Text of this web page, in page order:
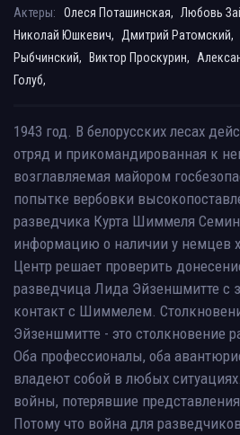
Актеры:
Олеся Поташинская, Любовь
Николай Юшкевич,
Дмитрий Ратомский,
Рыбчинский,
Виктор Проскурин,
Голуб,
1943 год. В белорусских лесах
отряд и прикомандированная к
возглавляемая майором
попытке вербовки
разведчика Курта Шиммеля Семин
информацию о наличии у немцев
Центр решает проверить
разведчица Лида Эйзеншмитте с
контакт с Шиммелем.
Эйзеншмитте - это столкновение
Оба профессионалы, оба
владеют собой в любых
войны, потерявшие представления
Потому что война для